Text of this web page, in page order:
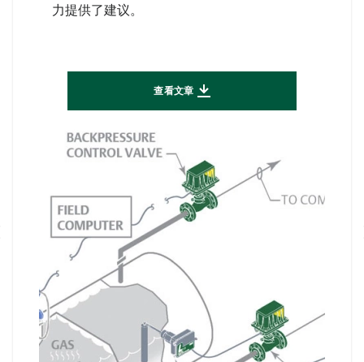
力提供了建议。
查看文章